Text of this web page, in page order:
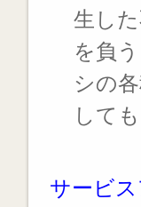
生し
を負
シの
して
サービ